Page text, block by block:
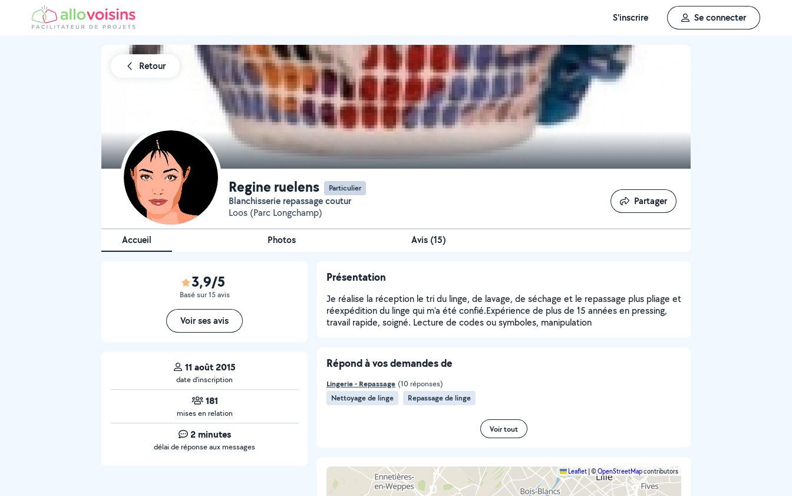
S'inscrire Se connecter
Retour
Regine ruelens Particulier
Blanchisserie repassage coutur
Loos (Parc Longchamp)
Partager
Partager
Accueil Photos Avis (15)
3,9/5
Basé sur 15 avis
Voir ses avis
11 août 2015
date d’inscription
181
mises en relation
2 minutes
délai de réponse aux messages
Présentation
Je réalise la réception le tri du linge, de lavage, de séchage et le repassage plus pliage et
réexpédition du linge qui m'a été confié.Expérience de plus de 15 années en pressing,
travail rapide, soigné. Lecture de codes ou symboles, manipulation
Répond à vos demandes de
Lingerie - Repassage (10 réponses)
Nettoyage de linge
Repassage de linge
Voir tout
Leaflet ©OpenStreetMapcontributors